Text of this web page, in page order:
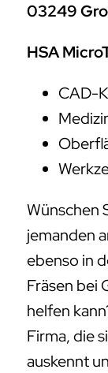
03249
HSA
CAD-
Wünschen
jemanden
ebenso in
Fräsen bei
helfen
Firma, die
auskennt